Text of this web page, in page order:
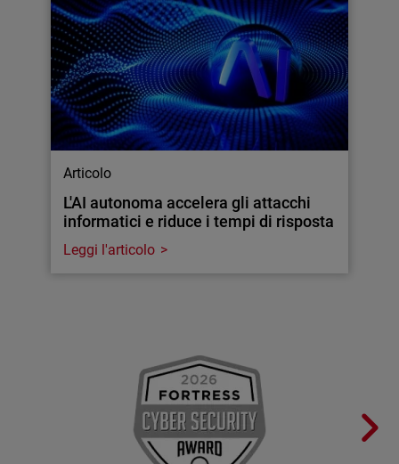
Articolo
L'AI autonoma accelera gli attacchi
informatici e riduce i tempi di risposta
Leggi l'articolo